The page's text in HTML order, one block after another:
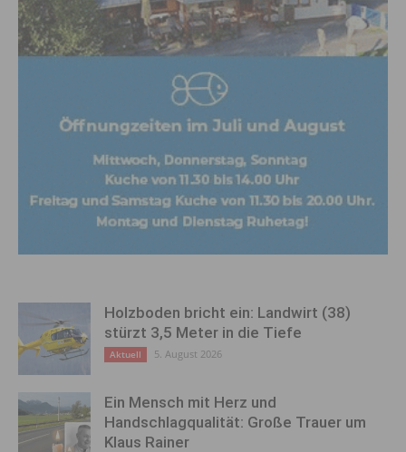
Holzboden bricht ein: Landwirt (38)
stürzt 3,5 Meter in die Tiefe
Aktuell 5. August 2026
Ein Mensch mit Herz und
Handschlagqualität: Große Trauer um
Klaus Rainer